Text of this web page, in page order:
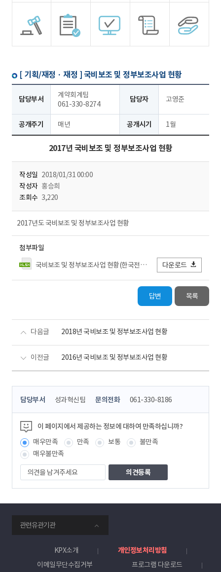
[ 기획/재정 · 재정 ] 국비보조 및 정부보조사업 현황
담당부서
계약회계팀
061-330-8274
담당자 고영준
공개주기 매년 공개시기 1월
2017년 국비보조 및 정부보조사업 현황
작성일 2018/01/31 00:00
작성자 홍승희
조회수 3,220
2017년도 국비보조 및 정부보조사업 현황
첨부파일
국비보조 및 정부보조사업 현황(한국전력거래소).xlsx
다운로드
답변 목록
다음글 2018년 국비보조 및 정부보조사업 현황
이전글 2016년 국비보조 및 정부보조사업 현황
콘
츠
정
보
책
임
자
담당부서 성과혁신팀 문의전화 061-330-8186
이 페이지에서 제공하는 정보에 대하여 만족하십니까?
매우만족
만족 보통
불만족
매우불만족
의
견
을
겨
주
세
요
관련유관기관
KPX소개
개인정보처리방침
이메일무단수집거부
프로그램 다운로드